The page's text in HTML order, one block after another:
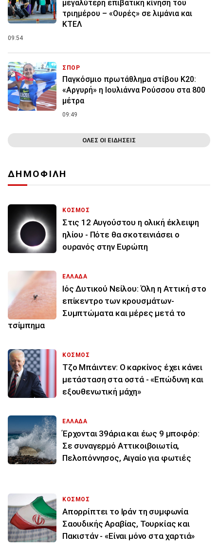
μεγαλύτερη επιβατική κίνηση του
τριημέρου – «Ουρές» σε λιμάνια και
ΚΤΕΛ
09:54
ΣΠΟΡ
Παγκόσμιο πρωτάθλημα στίβου Κ20:
«Αργυρή» η Ιουλιάννα Ρούσσου στα 800
μέτρα
09:49
ΟΛΕΣ ΟΙ ΕΙΔΗΣΕΙΣ
ΔΗΜΟΦΙΛΗ
ΚΟΣΜΟΣ
Στις 12 Αυγούστου η ολική έκλειψη
ηλίου - Πότε θα σκοτεινιάσει ο
ουρανός στην Ευρώπη
ΕΛΛΑΔΑ
Ιός Δυτικού Νείλου: Όλη η Αττική στο
επίκεντρο των κρουσμάτων-
Συμπτώματα και μέρες μετά το
τσίμπημα
ΚΟΣΜΟΣ
Τζο Μπάιντεν: Ο καρκίνος έχει κάνει
μετάσταση στα οστά - «Επώδυνη και
εξουθενωτική μάχη»
ΕΛΛΑΔΑ
Έρχονται 39άρια και έως 9 μποφόρ:
Σε συναγερμό Αττικοιβοιωτία,
Πελοπόννησος, Αιγαίο για φωτιές
ΚΟΣΜΟΣ
Απορρίπτει το Ιράν τη συμφωνία
Σαουδικής Αραβίας, Τουρκίας και
Πακιστάν - «Είναι μόνο στα χαρτιά»